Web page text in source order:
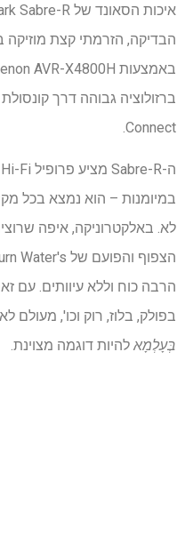
Connect.
במיומנות – הוא נמצא בכל
לא. באלקטרוניקה, איפה
הצפוף והפועם של Burn Water's
הרבה כוח וללא עיוותים. עם
בפולק, בלוז, רוק וכו',
בְּעָלְמָא להיות דוגמה מצוינת.